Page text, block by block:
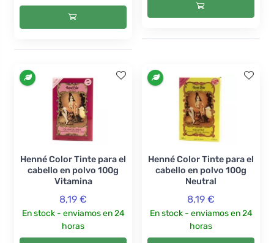
Henné Color Tinte para el
cabello en polvo 100g
Vitamina
8,19 €
En stock - enviamos en 24
horas
Henné Color Tinte para el
cabello en polvo 100g
Neutral
8,19 €
En stock - enviamos en 24
horas